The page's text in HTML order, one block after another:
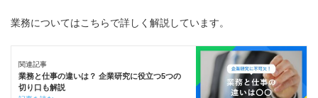
業務についてはこちらで詳しく解説しています。
関連記事
業務と仕事の違いは？ 企業研究に役立つ5つの
切り口も解説